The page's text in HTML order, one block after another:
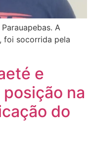
A
foi socorrida pela
e
na
do